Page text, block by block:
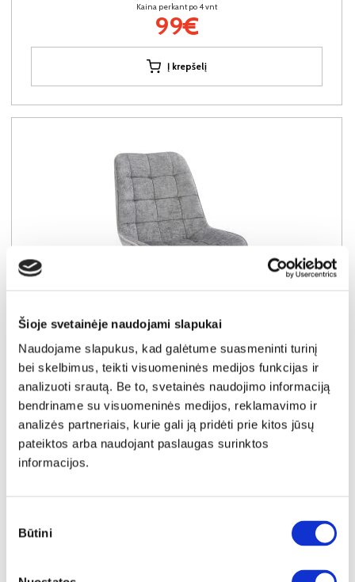
Šioje svetainėje naudojami slapukai
Naudojame slapukus, kad galėtume suasmeninti turinį
bei skelbimus, teikti visuomeninės medijos funkcijas ir
analizuoti srautą. Be to, svetainės naudojimo informaciją
bendriname su visuomeninės medijos, reklamavimo ir
analizės partneriais, kurie gali ją pridėti prie kitos jūsų
pateiktos arba naudojant paslaugas surinktos
informacijos.
pasirinkimas
Būtini
Kaina perkant po 4 vnt
99€
Į krepšelį
NAUJIENA YRA SANDĖLYJE
KATARINA (III gr.) kėdė (Perfect Harmony-85)
Išmatavimai:A:85cmP: 52cmG:61cm
Kaina perkant po 1 vnt
49€
Bendra pritaikyta nuolaida perkant po